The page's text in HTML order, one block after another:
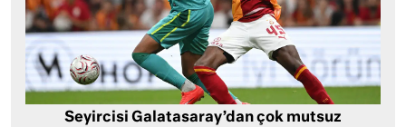
Seyircisi Galatasaray’dan çok mutsuz